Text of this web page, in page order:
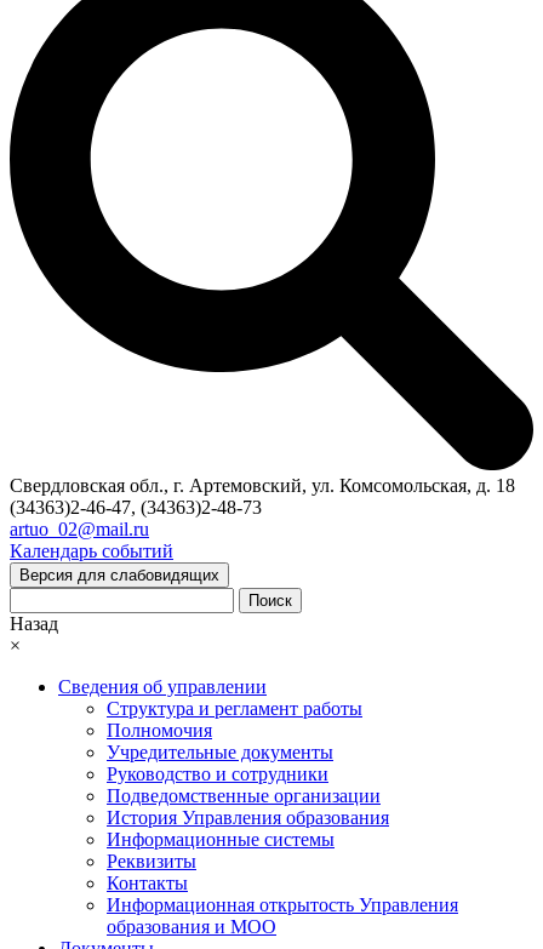
Свердловская обл., г. Артемовский, ул. Комсомольская, д. 18
(34363)2-46-47, (34363)2-48-73
artuo_02@mail.ru
Календарь событий
Версия для слабовидящих
Поиск
Назад
×
Сведения об управлении
Структура и регламент работы
Полномочия
Учредительные документы
Руководство и сотрудники
Подведомственные организации
История Управления образования
Информационные системы
Реквизиты
Контакты
Информационная открытость Управления
образования и МОО